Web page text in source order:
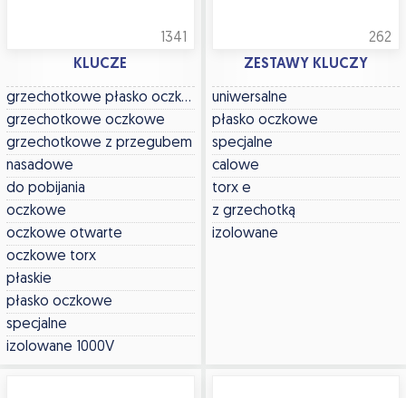
1341
KLUCZE
grzechotkowe płasko oczkowe
grzechotkowe oczkowe
grzechotkowe z przegubem
nasadowe
do pobijania
oczkowe
oczkowe otwarte
oczkowe torx
płaskie
płasko oczkowe
specjalne
izolowane 1000V
262
ZESTAWY KLUCZY
uniwersalne
płasko oczkowe
specjalne
calowe
torx e
z grzechotką
izolowane